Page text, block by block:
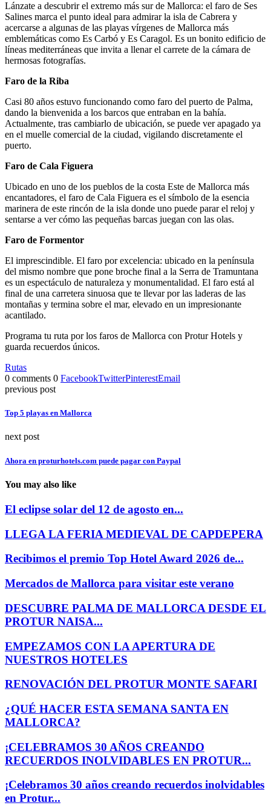
Lánzate a descubrir el extremo más sur de Mallorca: el faro de Ses
Salines marca el punto ideal para admirar la isla de Cabrera y
acercarse a algunas de las playas vírgenes de Mallorca más
emblemáticas como Es Carbó y Es Caragol. Es un bonito edificio de
líneas mediterráneas que invita a llenar el carrete de la cámara de
hermosas fotografías.
Faro de la Riba
Casi 80 años estuvo funcionando como faro del puerto de Palma,
dando la bienvenida a los barcos que entraban en la bahía.
Actualmente, tras cambiarlo de ubicación, se puede ver apagado ya
en el muelle comercial de la ciudad, vigilando discretamente el
puerto.
Faro de Cala Figuera
Ubicado en uno de los pueblos de la costa Este de Mallorca más
encantadores, el faro de Cala Figuera es el símbolo de la esencia
marinera de este rincón de la isla donde uno puede parar el reloj y
sentarse a ver cómo las pequeñas barcas juegan con las olas.
Faro de Formentor
El imprescindible. El faro por excelencia: ubicado en la península
del mismo nombre que pone broche final a la Serra de Tramuntana
es un espectáculo de naturaleza y monumentalidad. El faro está al
final de una carretera sinuosa que te llevar por las laderas de las
montañas y termina sobre el mar, elevado en un impresionante
acantilado.
Programa tu ruta por los faros de Mallorca con Protur Hotels y
guarda recuerdos únicos.
Rutas
0 comments 0 FacebookTwitterPinterestEmail
previous post
Top 5 playas en Mallorca
next post
Ahora en proturhotels.com puede pagar con Paypal
You may also like
El eclipse solar del 12 de agosto en...
LLEGA LA FERIA MEDIEVAL DE CAPDEPERA
Recibimos el premio Top Hotel Award 2026 de...
Mercados de Mallorca para visitar este verano
DESCUBRE PALMA DE MALLORCA DESDE EL
PROTUR NAISA...
EMPEZAMOS CON LA APERTURA DE
NUESTROS HOTELES
RENOVACIÓN DEL PROTUR MONTE SAFARI
¿QUÉ HACER ESTA SEMANA SANTA EN
MALLORCA?
¡CELEBRAMOS 30 AÑOS CREANDO
RECUERDOS INOLVIDABLES EN PROTUR...
¡Celebramos 30 años creando recuerdos inolvidables
en Protur...